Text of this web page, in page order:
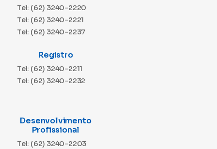
Tel: (62) 3240-2220
Tel: (62) 3240-2221
Tel: (62) 3240-2237
Registro
Tel: (62) 3240-2211
Tel: (62) 3240-2232
Desenvolvimento
Profissional
Tel: (62) 3240-2203